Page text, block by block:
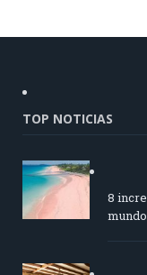
TOP NOTICIAS
8
mundo